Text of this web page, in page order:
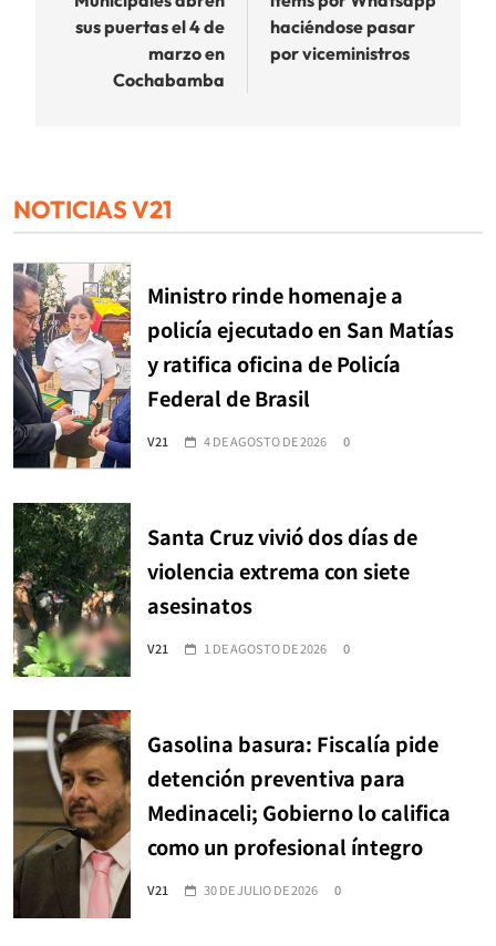
entradas
sus puertas el 4 de
marzo en
Cochabamba
haciéndose pasar
por viceministros
NOTICIAS V21
Ministro rinde homenaje a
policía ejecutado en San Matías
y ratifica oficina de Policía
Federal de Brasil
V21 4 DE AGOSTO DE 2026 0
Santa Cruz vivió dos días de
violencia extrema con siete
asesinatos
V21 1 DE AGOSTO DE 2026 0
Gasolina basura: Fiscalía pide
detención preventiva para
Medinaceli; Gobierno lo califica
como un profesional íntegro
V21 30 DE JULIO DE 2026 0